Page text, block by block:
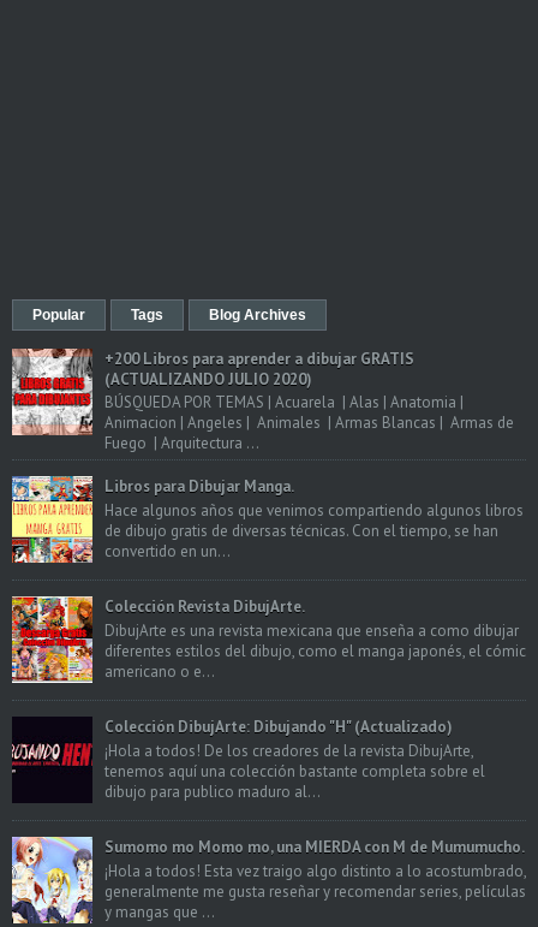
Popular Tags Blog Archives
+200 Libros para aprender a dibujar GRATIS
(ACTUALIZANDO JULIO 2020)
BÚSQUEDA POR TEMAS | Acuarela | Alas | Anatomia |
Animacion | Angeles | Animales | Armas Blancas | Armas de
Fuego | Arquitectura ...
Libros para Dibujar Manga.
Hace algunos años que venimos compartiendo algunos libros
de dibujo gratis de diversas técnicas. Con el tiempo, se han
convertido en un...
Colección Revista DibujArte.
DibujArte es una revista mexicana que enseña a como dibujar
diferentes estilos del dibujo, como el manga japonés, el cómic
americano o e...
Colección DibujArte: Dibujando "H" (Actualizado)
¡Hola a todos! De los creadores de la revista DibujArte,
tenemos aquí una colección bastante completa sobre el
dibujo para publico maduro al...
Sumomo mo Momo mo, una MIERDA con M de Mumumucho.
¡Hola a todos! Esta vez traigo algo distinto a lo acostumbrado,
generalmente me gusta reseñar y recomendar series, películas
y mangas que ...